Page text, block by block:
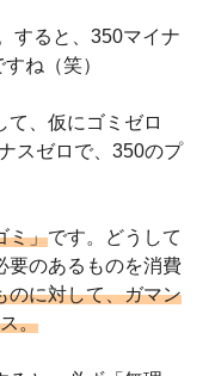
すると、350マイナ
ね（笑）
て、仮にゴミゼロ
スゼロで、350のプ
ミ」です。どうして
要のあるものを消費
のに対して、ガマン
。